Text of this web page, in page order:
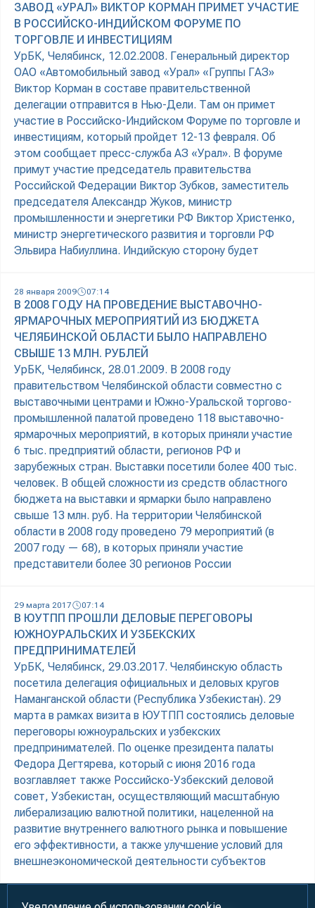
ЗАВОД «УРАЛ» ВИКТОР КОРМАН ПРИМЕТ УЧАСТИЕ
В РОССИЙСКО-ИНДИЙСКОМ ФОРУМЕ ПО
ТОРГОВЛЕ И ИНВЕСТИЦИЯМ
УрБК, Челябинск, 12.02.2008. Генеральный директор
ОАО «Автомобильный завод «Урал» «Группы ГАЗ»
Виктор Корман в составе правительственной
делегации отправится в Нью-Дели. Там он примет
участие в Российско-Индийском Форуме по торговле и
инвестициям, который пройдет 12-13 февраля. Об
этом сообщает пресс-служба АЗ «Урал». В форуме
примут участие председатель правительства
Российской Федерации Виктор Зубков, заместитель
председателя Александр Жуков, министр
промышленности и энергетики РФ Виктор Христенко,
министр энергетического развития и торговли РФ
Эльвира Набиуллина. Индийскую сторону будет
28 января 2009 07:14
В 2008 ГОДУ НА ПРОВЕДЕНИЕ ВЫСТАВОЧНО-
ЯРМАРОЧНЫХ МЕРОПРИЯТИЙ ИЗ БЮДЖЕТА
ЧЕЛЯБИНСКОЙ ОБЛАСТИ БЫЛО НАПРАВЛЕНО
СВЫШЕ 13 МЛН. РУБЛЕЙ
УрБК, Челябинск, 28.01.2009. В 2008 году
правительством Челябинской области совместно с
выставочными центрами и Южно-Уральской торгово-
промышленной палатой проведено 118 выставочно-
ярмарочных мероприятий, в которых приняли участие
6 тыс. предприятий области, регионов РФ и
зарубежных стран. Выставки посетили более 400 тыс.
человек. В общей сложности из средств областного
бюджета на выставки и ярмарки было направлено
свыше 13 млн. руб. На территории Челябинской
области в 2008 году проведено 79 мероприятий (в
2007 году — 68), в которых приняли участие
представители более 30 регионов России
29 марта 2017 07:14
В ЮУТПП ПРОШЛИ ДЕЛОВЫЕ ПЕРЕГОВОРЫ
ЮЖНОУРАЛЬСКИХ И УЗБЕКСКИХ
ПРЕДПРИНИМАТЕЛЕЙ
УрБК, Челябинск, 29.03.2017. Челябинскую область
посетила делегация официальных и деловых кругов
Наманганской области (Республика Узбекистан). 29
марта в рамках визита в ЮУТПП состоялись деловые
переговоры южноуральских и узбекских
предпринимателей. По оценке президента палаты
Федора Дегтярева, который с июня 2016 года
возглавляет также Российско-Узбекский деловой
совет, Узбекистан, осуществляющий масштабную
либерализацию валютной политики, нацеленной на
развитие внутреннего валютного рынка и повышение
его эффективности, а также улучшение условий для
внешнеэкономической деятельности субъектов